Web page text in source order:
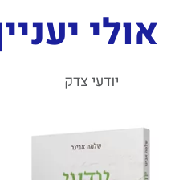
אולי
יודעי צדק